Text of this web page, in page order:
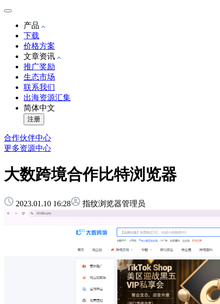
产品
下载
价格方案
文章资讯
推广奖励
生态市场
联系我们
出海资源汇集
简体中文
注册
合作伙伴中心
更多资源中心
大数跨境合作比特浏览器
2023.01.10 16:28 指纹浏览器管理员